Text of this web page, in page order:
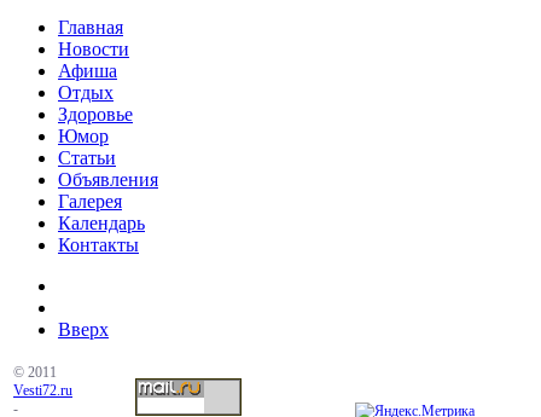
Главная
Новости
Афиша
Отдых
Здоровье
Юмор
Статьи
Объявления
Галерея
Календарь
Контакты
Вверх
© 2011
Vesti72.ru
-